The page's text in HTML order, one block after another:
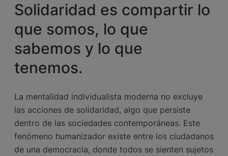
Solidaridad es compartir lo
que somos, lo que
sabemos y lo que
tenemos.
La mentalidad individualista moderna no excluye
las acciones de solidaridad, algo que persiste
dentro de las sociedades contemporáneas. Este
fenómeno humanizador existe entre los ciudadanos
de una democracia, donde todos se sienten sujetos